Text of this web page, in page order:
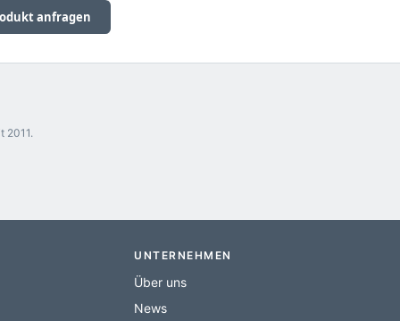
anfragen
2011.
UNTERNEHMEN
Über uns
News